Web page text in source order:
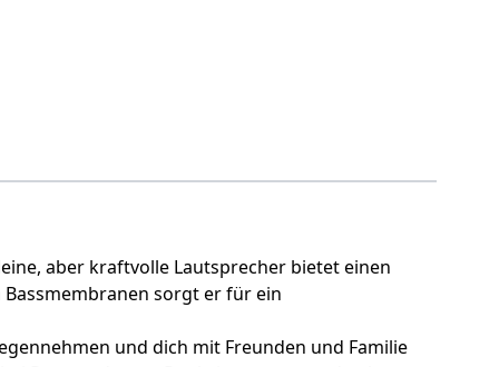
aber kraftvolle Lautsprecher bietet einen
sorgt er für ein
und dich mit Freunden und Familie